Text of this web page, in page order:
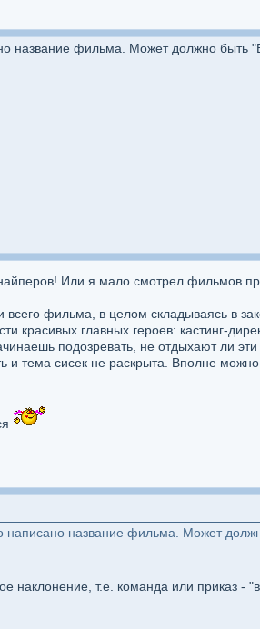
название фильма. Может должно быть
Или я мало смотрел фильмов
фильма, в целом складываясь в
красивых главных героев: кастинг-
подозревать, не отдыхают ли
и тема сисек не раскрыта. Вполне
написано название фильма. Может
наклонение, т.е. команда или приказ -